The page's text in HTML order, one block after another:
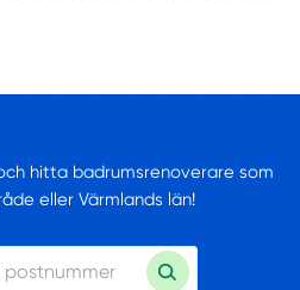
hitta badrumsrenoverare som
eller Värmlands län!